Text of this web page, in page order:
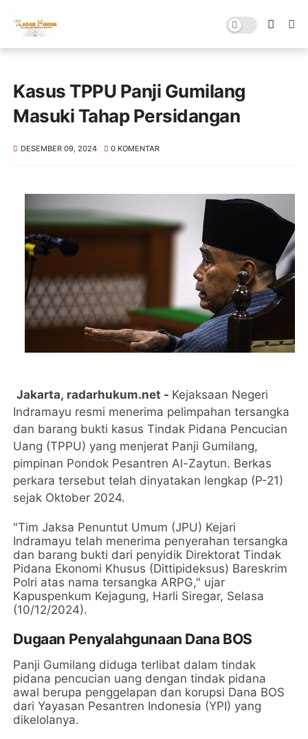
Kasus TPPU Panji Gumilang
Masuki Tahap Persidangan
DESEMBER 09, 2024 0 KOMENTAR
Jakarta, radarhukum.net - Kejaksaan Negeri
Indramayu resmi menerima pelimpahan tersangka
dan barang bukti kasus Tindak Pidana Pencucian
Uang (TPPU) yang menjerat Panji Gumilang,
pimpinan Pondok Pesantren Al-Zaytun. Berkas
perkara tersebut telah dinyatakan lengkap (P-21)
sejak Oktober 2024.
"Tim Jaksa Penuntut Umum (JPU) Kejari
Indramayu telah menerima penyerahan tersangka
dan barang bukti dari penyidik Direktorat Tindak
Pidana Ekonomi Khusus (Dittipideksus) Bareskrim
Polri atas nama tersangka ARPG," ujar
Kapuspenkum Kejagung, Harli Siregar, Selasa
(10/12/2024).
Dugaan Penyalahgunaan Dana BOS
Panji Gumilang diduga terlibat dalam tindak
pidana pencucian uang dengan tindak pidana
awal berupa penggelapan dan korupsi Dana BOS
dari Yayasan Pesantren Indonesia (YPI) yang
dikelolanya.